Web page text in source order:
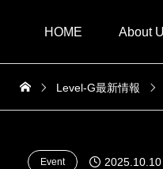
HOME About
Level-G最新情報
Event 2025.10.10